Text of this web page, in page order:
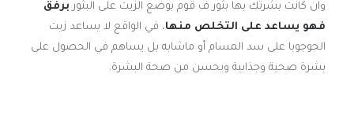
وان كانت بشرتك بها بثور ف قوم بوضع الزيت على البثور برفق
فهو يساعد على التخلص منها، في الواقع لا يساعد زيت
الجوجوبا على سد المسام أو ماشابه بل يساهم في الحصول على
بشرة صحية وجذابية ويحسن من صحة البشرة.